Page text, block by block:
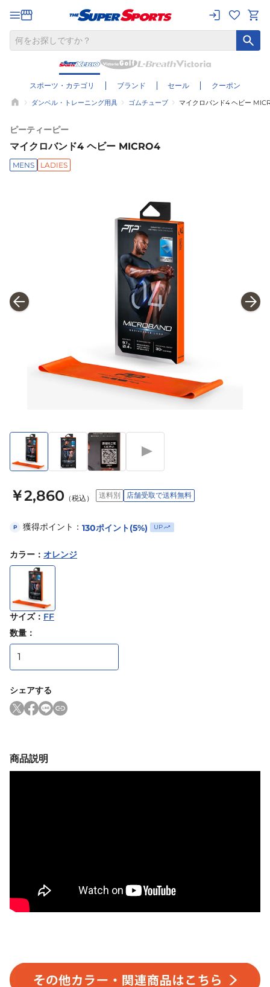
スポーツ・カテゴリ ブランド セール クーポン
ダンベル・トレーニング用具 ゴムチューブ マイクロバンド4 ヘビー
ピーティーピー
マイクロバンド4 ヘビー MICRO4
MENS LADIES
￥2,860 （税込） 送料別 店舗受取で送料無料
P 獲得ポイント： 130ポイント(5%) UP
カラー ： オレンジ
サイズ： FF
数量：
シェアする
商品説明